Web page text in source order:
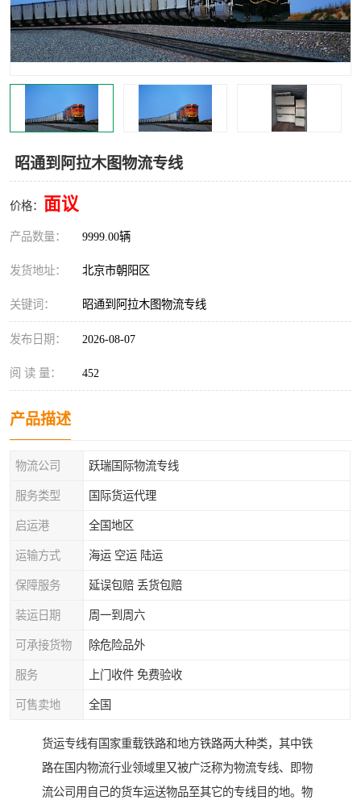
昭通到阿拉木图物流专线
价格： 面议
产品数量： 9999.00辆
发货地址： 北京市朝阳区
关键词： 昭通到阿拉木图物流专线
发布日期： 2026-08-07
阅 读 量： 452
产品描述
物流公司 跃瑞国际物流专线
服务类型 国际货运代理
启运港 全国地区
运输方式 海运 空运 陆运
保障服务 延误包赔 丢货包赔
装运日期 周一到周六
可承接货物 除危险品外
服务 上门收件 免费验收
可售卖地 全国
货运专线有国家重载铁路和地方铁路两大种类，其中铁
路在国内物流行业领域里又被广泛称为物流专线、即物
流公司用自己的货车运送物品至其它的专线目的地。物